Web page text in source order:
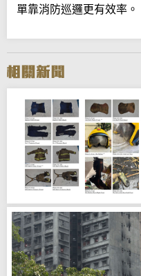
單靠消防巡邏更有效率。